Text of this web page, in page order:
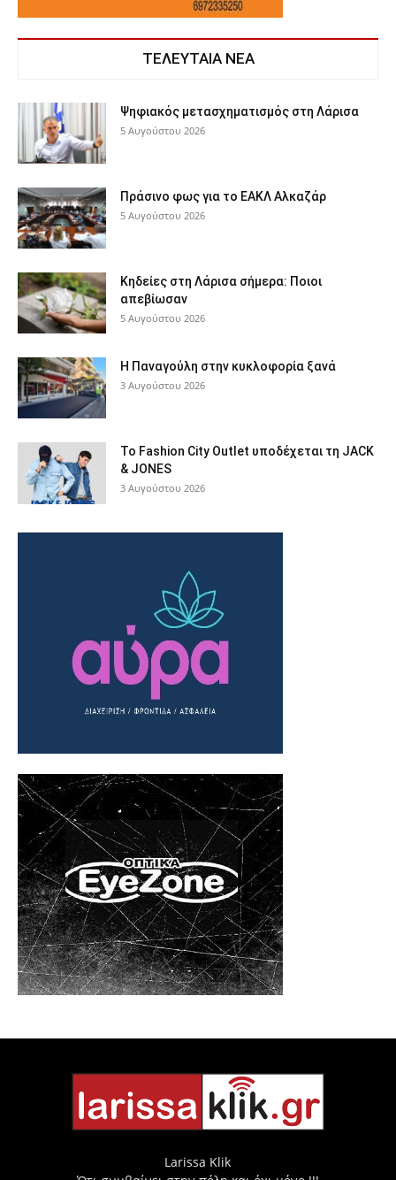
ΤΕΛΕΥΤΑΙΑ ΝΕΑ
Ψηφιακός μετασχηματισμός στη Λάρισα
5 Αυγούστου 2026
Πράσινο φως για το ΕΑΚΛ Αλκαζάρ
5 Αυγούστου 2026
Κηδείες στη Λάρισα σήμερα: Ποιοι
απεβίωσαν
5 Αυγούστου 2026
Η Παναγούλη στην κυκλοφορία ξανά
3 Αυγούστου 2026
Το Fashion City Outlet υποδέχεται τη JACK
& JONES
3 Αυγούστου 2026
Larissa Klik